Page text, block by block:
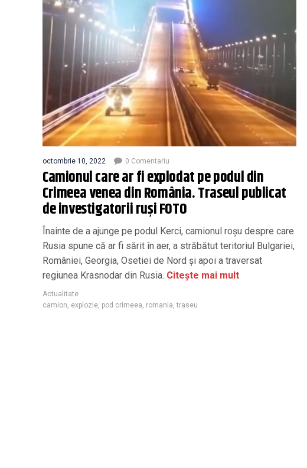
octombrie 10, 2022 0 Comentariu
Camionul care ar fi explodat pe podul din
Crimeea venea din România. Traseul publicat
de investigatorii ruși FOTO
Înainte de a ajunge pe podul Kerci, camionul roșu despre care
Rusia spune că ar fi sărit în aer, a străbătut teritoriul Bulgariei,
României, Georgia, Osetiei de Nord și apoi a traversat
regiunea Krasnodar din Rusia. Citește mai mult
Actualitate
camion explozie pod crimeea romania ,traseu